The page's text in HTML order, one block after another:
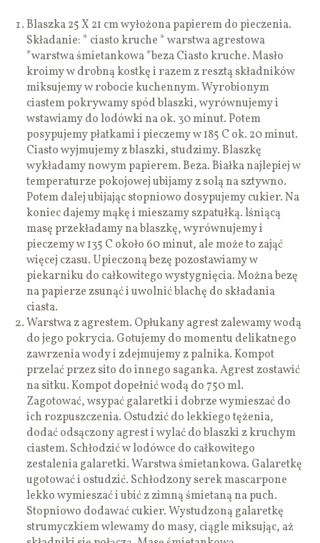
Blaszka 25 X 21 cm wyłożona papierem do pieczenia.
Składanie: * ciasto kruche * warstwa agrestowa
*warstwa śmietankowa *beza Ciasto kruche. Masło
kroimy w drobną kostkę i razem z resztą składników
miksujemy w robocie kuchennym. Wyrobionym
ciastem pokrywamy spód blaszki, wyrównujemy i
wstawiamy do lodówki na ok. 30 minut. Potem
posypujemy płatkami i pieczemy w 185 C ok. 20 minut.
Ciasto wyjmujemy z blaszki, studzimy. Blaszkę
wykładamy nowym papierem. Beza. Białka najlepiej w
temperaturze pokojowej ubijamy z solą na sztywno.
Potem dalej ubijając stopniowo dosypujemy cukier. Na
koniec dajemy mąkę i mieszamy szpatułką. lśniącą
masę przekładamy na blaszkę, wyrównujemy i
pieczemy w 135 C około 60 minut, ale może to zająć
więcej czasu. Upieczoną bezę pozostawiamy w
piekarniku do całkowitego wystygnięcia. Można bezę
na papierze zsunąć i uwolnić blachę do składania
ciasta.
Warstwa z agrestem. Opłukany agrest zalewamy wodą
do jego pokrycia. Gotujemy do momentu delikatnego
zawrzenia wody i zdejmujemy z palnika. Kompot
przelać przez sito do innego saganka. Agrest zostawić
na sitku. Kompot dopełnić wodą do 750 ml.
Zagotować, wsypać galaretki i dobrze wymieszać do
ich rozpuszczenia. Ostudzić do lekkiego tężenia,
dodać odsączony agrest i wylać do blaszki z kruchym
ciastem. Schłodzić w lodówce do całkowitego
zestalenia galaretki. Warstwa śmietankowa. Galaretkę
ugotować i ostudzić. Schłodzony serek mascarpone
lekko wymieszać i ubić z zimną śmietaną na puch.
Stopniowo dodawać cukier. Wystudzoną galaretkę
strumyczkiem wlewamy do masy, ciągle miksując, aż